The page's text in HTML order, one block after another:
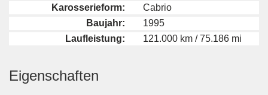
Karosserieform:
Cabrio
Baujahr:
1995
Laufleistung:
121.000 km / 75.186 mi
Eigenschaften